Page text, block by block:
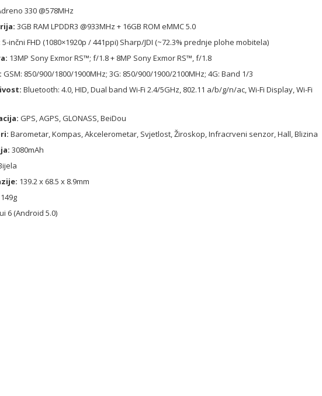
330 @578MHz
3GB RAM LPDDR3 @933MHz + 16GB ROM eMMC 5.0
5-inčni FHD (1080×1920p / 441ppi) Sharp/JDI (~72.3% prednje plohe mobitela)
13MP Sony Exmor RS™; f/1.8 + 8MP Sony Exmor RS™, f/1.8
GSM: 850/900/1800/1900MHz; 3G: 850/900/1900/2100MHz; 4G: Band 1/3
Bluetooth: 4.0, HID, Dual band Wi-Fi 2.4/5GHz, 802.11 a/b/g/n/ac, Wi-Fi Display, Wi-Fi
GPS, AGPS, GLONASS, BeiDou
Barometar, Kompas, Akcelerometar, Svjetlost, Žiroskop, Infracrveni senzor, Hall, Blizina
3080mAh
139.2 x 68.5 x 8.9mm
149g
6 (Android 5.0)